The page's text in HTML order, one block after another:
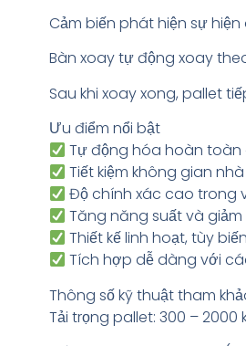
Cảm biến phát hiện sự
Bàn xoay tự động xoay
Sau khi xoay xong, pallet
Ưu điểm nổi bật
Tự động hóa hoàn
Tiết kiệm không gian
Độ chính xác cao trong
Tăng năng suất và
Thiết kế linh hoạt, tùy
Tích hợp dễ dàng với
Thông số kỹ thuật tham
Tải trọng pallet: 300 – 2000